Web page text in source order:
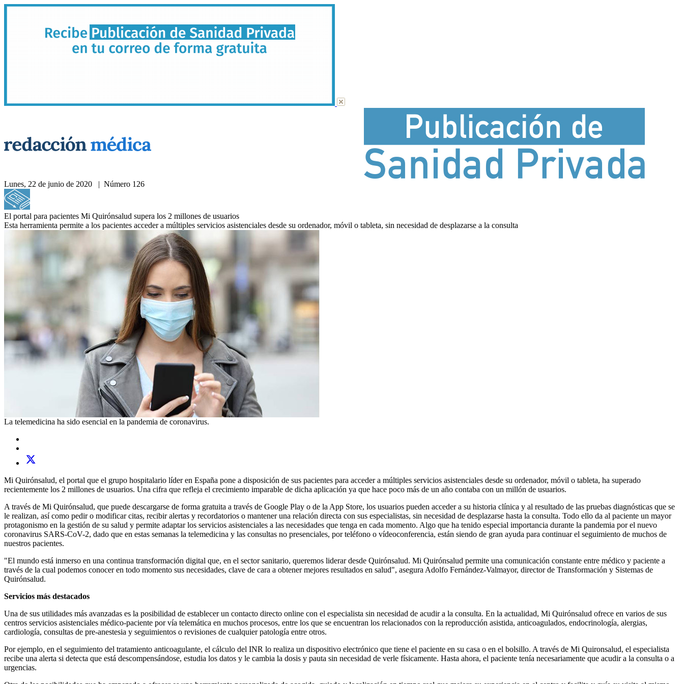
Lunes, 22 de junio de 2020 | Número 126
El portal para pacientes Mi Quirónsalud supera los 2 millones de usuarios
Esta herramienta permite a los pacientes acceder a múltiples servicios asistenciales desde su ordenador, móvil o tableta, sin necesidad de desplazarse a la consulta
La telemedicina ha sido esencial en la pandemia de coronavirus.
Mi Quirónsalud, el portal que el grupo hospitalario líder en España pone a disposición de sus pacientes para acceder a múltiples servicios asistenciales desde su ordenador, móvil o tableta, ha superado
recientemente los 2 millones de usuarios. Una cifra que refleja el crecimiento imparable de dicha aplicación ya que hace poco más de un año contaba con un millón de usuarios.
A través de Mi Quirónsalud, que puede descargarse de forma gratuita a través de Google Play o de la App Store, los usuarios pueden acceder a su historia clínica y al resultado de las pruebas diagnósticas que se
le realizan, así como pedir o modificar citas, recibir alertas y recordatorios o mantener una relación directa con sus especialistas, sin necesidad de desplazarse hasta la consulta. Todo ello da al paciente un mayor
protagonismo en la gestión de su salud y permite adaptar los servicios asistenciales a las necesidades que tenga en cada momento. Algo que ha tenido especial importancia durante la pandemia por el nuevo
coronavirus SARS-CoV-2, dado que en estas semanas la telemedicina y las consultas no presenciales, por teléfono o vídeoconferencia, están siendo de gran ayuda para continuar el seguimiento de muchos de
nuestros pacientes.
"El mundo está inmerso en una continua transformación digital que, en el sector sanitario, queremos liderar desde Quirónsalud. Mi Quirónsalud permite una comunicación constante entre médico y paciente a
través de la cual podemos conocer en todo momento sus necesidades, clave de cara a obtener mejores resultados en salud", asegura Adolfo Fernández-Valmayor, director de Transformación y Sistemas de
Quirónsalud.
Servicios más destacados
Una de sus utilidades más avanzadas es la posibilidad de establecer un contacto directo online con el especialista sin necesidad de acudir a la consulta. En la actualidad, Mi Quirónsalud ofrece en varios de sus
centros servicios asistenciales médico-paciente por vía telemática en muchos procesos, entre los que se encuentran los relacionados con la reproducción asistida, anticoagulados, endocrinología, alergias,
cardiología, consultas de pre-anestesia y seguimientos o revisiones de cualquier patología entre otros.
Por ejemplo, en el seguimiento del tratamiento anticoagulante, el cálculo del INR lo realiza un dispositivo electrónico que tiene el paciente en su casa o en el bolsillo. A través de Mi Quironsalud, el especialista
recibe una alerta si detecta que está descompensándose, estudia los datos y le cambia la dosis y pauta sin necesidad de verle físicamente. Hasta ahora, el paciente tenía necesariamente que acudir a la consulta o a
urgencias.